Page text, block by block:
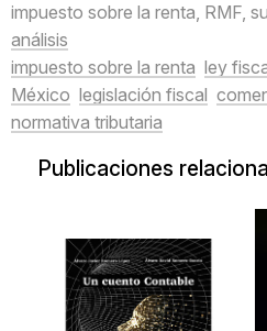
impuesto sobre la renta, RMF,
análisis
impuesto sobre la renta ley
México legislación fiscal
normativa tributaria
Publicaciones
Un cuento
contable